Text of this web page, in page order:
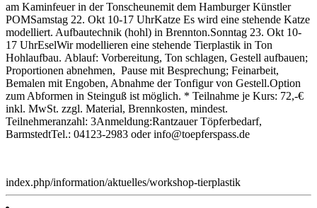
am Kaminfeuer in der Tonscheunemit dem Hamburger Künstler
POMSamstag 22. Okt 10-17 UhrKatze Es wird eine stehende Katze
modelliert. Aufbautechnik (hohl) in Brennton.Sonntag 23. Okt 10-
17 UhrEselWir modellieren eine stehende Tierplastik in Ton
Hohlaufbau. Ablauf: Vorbereitung, Ton schlagen, Gestell aufbauen;
Proportionen abnehmen, Pause mit Besprechung; Feinarbeit,
Bemalen mit Engoben, Abnahme der Tonfigur von Gestell.Option
zum Abformen in Steinguß ist möglich. * Teilnahme je Kurs: 72,-€
inkl. MwSt. zzgl. Material, Brennkosten, mindest.
Teilnehmeranzahl: 3Anmeldung:Rantzauer Töpferbedarf,
BarmstedtTel.: 04123-2983 oder info@toepferspass.de
index.php/information/aktuelles/workshop-tierplastik